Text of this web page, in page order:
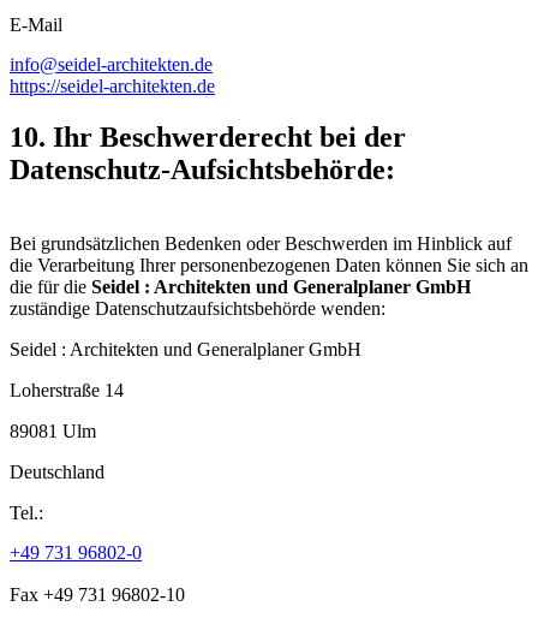
E-Mail
info@seidel-architekten.de
https://seidel-architekten.de
10. Ihr Beschwerderecht bei der
Datenschutz-Aufsichtsbehörde:
Bei grundsätzlichen Bedenken oder Beschwerden im Hinblick auf
die Verarbeitung Ihrer personenbezogenen Daten können Sie sich an
die für die Seidel : Architekten und Generalplaner GmbH
zuständige Datenschutzaufsichtsbehörde wenden:
Seidel : Architekten und Generalplaner GmbH
Loherstraße 14
89081 Ulm
Deutschland
Tel.:
+49 731 96802-0
Fax +49 731 96802-10